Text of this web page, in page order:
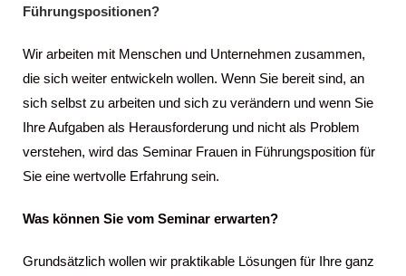
Führungspositionen?
Wir arbeiten mit Menschen und Unternehmen zusammen,
die sich weiter entwickeln wollen. Wenn Sie bereit sind, an
sich selbst zu arbeiten und sich zu verändern und wenn Sie
Ihre Aufgaben als Herausforderung und nicht als Problem
verstehen, wird das Seminar Frauen in Führungsposition für
Sie eine wertvolle Erfahrung sein.
Was können Sie vom Seminar erwarten?
Grundsätzlich wollen wir praktikable Lösungen für Ihre ganz